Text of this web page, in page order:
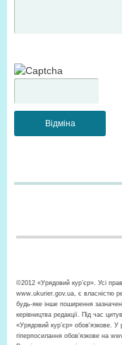
©2012 «Урядовий кур’єр». Усі
www.ukurier.gov.ua, є власністю
будь-яке інше поширення
керівництва редакції. Під час
«Урядовий кур’єр» обов'язкове. У
гіперпосилання обов’язкове на